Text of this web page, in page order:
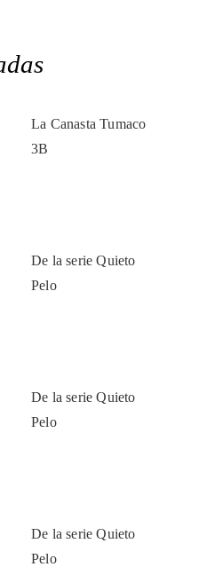
La Canasta Tumaco
3B
De la serie Quieto
Pelo
De la serie Quieto
Pelo
De la serie Quieto
Pelo